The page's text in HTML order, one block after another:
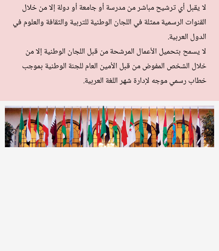
لا يقبل أي ترشيح مباشر من مدرسة أو جامعة أو دولة إلا من خلال
القنوات الرسمية ممثلة في اللجان الوطنية للتربية والثقافة والعلوم في
الدول العربية.
لا يسمح بتحميل الأعمال المرشحة من قبل اللجان الوطنية إلا من
خلال الشخص المفوض من قبل الأمين العام للجنة الوطنية بموجب
خطاب رسمي موجه لإدارة شهر اللغة العربية.